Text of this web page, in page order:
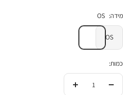
מידה: OS
OS
כמות:
העלי